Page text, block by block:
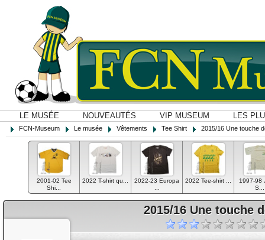
LE MUSÉE NOUVEAUTÉS VIP MUSEUM LES
FCN-Museum Le musée Vêtements Tee Shirt 2015/16 Une touche
2001-02 Tee
Shi...
2022 T-shirt qu...
2022-23 Europa
2022 Tee-shirt ...
1997-98
S...
2015/16 Une touche